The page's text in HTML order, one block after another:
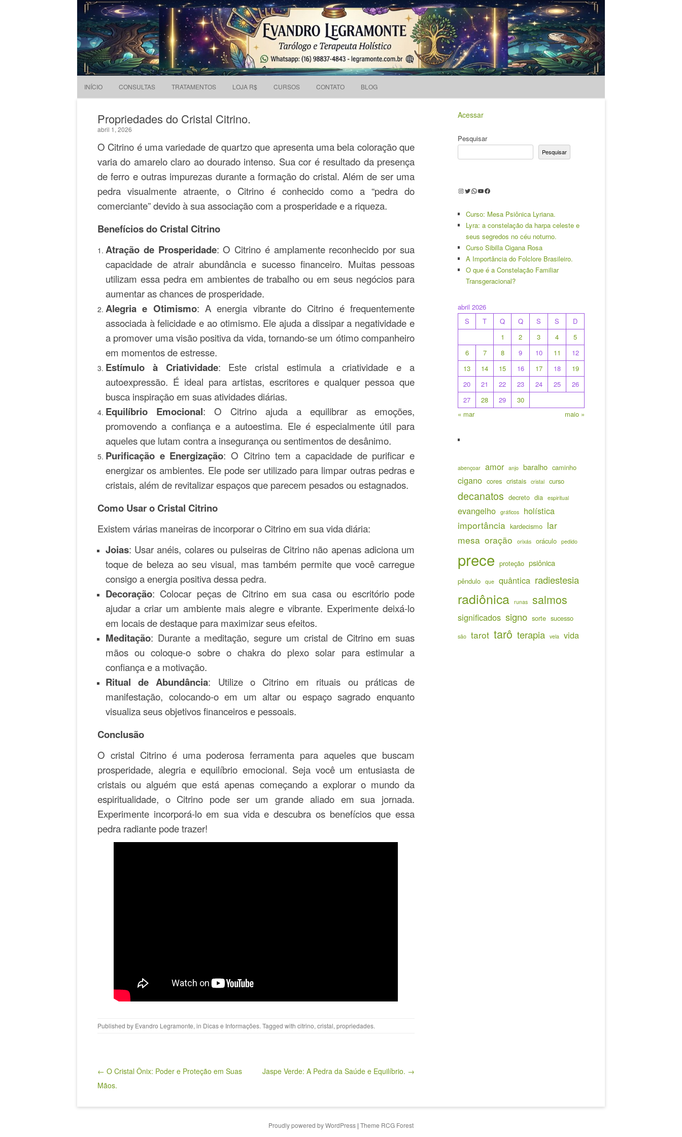
Evandro Legramonte Terapeuta holístico e Tarólogo.
Pesquisar
por:
INÍCIO CONSULTAS TRATAMENTOS LOJA R$ CURSOS CONTATO BLOG
Propriedades do Cristal Citrino.
abril 1, 2026
O Citrino é uma variedade de quartzo que apresenta uma bela coloração que
varia do amarelo claro ao dourado intenso. Sua cor é resultado da presença
de ferro e outras impurezas durante a formação do cristal. Além de ser uma
pedra visualmente atraente, o Citrino é conhecido como a “pedra do
comerciante” devido à sua associação com a prosperidade e a riqueza.
Benefícios do Cristal Citrino
Atração de Prosperidade: O Citrino é amplamente reconhecido por sua
capacidade de atrair abundância e sucesso financeiro. Muitas pessoas
utilizam essa pedra em ambientes de trabalho ou em seus negócios para
aumentar as chances de prosperidade.
Alegria e Otimismo: A energia vibrante do Citrino é frequentemente
associada à felicidade e ao otimismo. Ele ajuda a dissipar a negatividade e
a promover uma visão positiva da vida, tornando-se um ótimo companheiro
em momentos de estresse.
Estímulo à Criatividade: Este cristal estimula a criatividade e a
autoexpressão. É ideal para artistas, escritores e qualquer pessoa que
busca inspiração em suas atividades diárias.
Equilíbrio Emocional: O Citrino ajuda a equilibrar as emoções,
promovendo a confiança e a autoestima. Ele é especialmente útil para
aqueles que lutam contra a insegurança ou sentimentos de desânimo.
Purificação e Energização: O Citrino tem a capacidade de purificar e
energizar os ambientes. Ele pode ser utilizado para limpar outras pedras e
cristais, além de revitalizar espaços que parecem pesados ou estagnados.
Como Usar o Cristal Citrino
Existem várias maneiras de incorporar o Citrino em sua vida diária:
Joias: Usar anéis, colares ou pulseiras de Citrino não apenas adiciona um
toque de beleza ao seu visual, mas também permite que você carregue
consigo a energia positiva dessa pedra.
Decoração: Colocar peças de Citrino em sua casa ou escritório pode
ajudar a criar um ambiente mais alegre e vibrante. Experimente deixá-lo
em locais de destaque para maximizar seus efeitos.
Meditação: Durante a meditação, segure um cristal de Citrino em suas
mãos ou coloque-o sobre o chakra do plexo solar para estimular a
confiança e a motivação.
Ritual de Abundância: Utilize o Citrino em rituais ou práticas de
manifestação, colocando-o em um altar ou espaço sagrado enquanto
visualiza seus objetivos financeiros e pessoais.
Conclusão
O cristal Citrino é uma poderosa ferramenta para aqueles que buscam
prosperidade, alegria e equilíbrio emocional. Seja você um entusiasta de
cristais ou alguém que está apenas começando a explorar o mundo da
espiritualidade, o Citrino pode ser um grande aliado em sua jornada.
Experimente incorporá-lo em sua vida e descubra os benefícios que essa
pedra radiante pode trazer!
Published by Evandro Legramonte, in Dicas e Informações. Tagged with citrino, cristal, propriedades.
Post navigation
← O Cristal Ônix: Poder e Proteção em Suas
Mãos.
Jaspe Verde: A Pedra da Saúde e Equilíbrio. →
Acessar
Pesquisar
Pesquisar
Instagram
Twitter
WhatsApp
Youtube
Facebook
Curso: Mesa Psiônica Lyriana.
Lyra: a constelação da harpa celeste e
seus segredos no céu noturno.
Curso Sibilla Cigana Rosa
A Importância do Folclore Brasileiro.
O que é a Constelação Familiar
Transgeracional?
abril 2026
S
T Q Q S S
D
1
2 3 4
5
6
7 8 9 10 11
12
13
14 15 16 17 18
19
20
21 22 23 24 25
26
27
28 29
30
« mar
maio »
abençoar amor anjo baralho caminho
cigano cores cristais cristal curso
decanatos decreto dia espiritual
evangelho gráficos holística
importância kardecismo lar
mesa oração orixás oráculo pedido
prece proteção psiônica
pêndulo que quântica radiestesia
radiônica runas salmos
significados signo sorte sucesso
são tarot tarô terapia vela vida
Proudly powered by WordPress | Theme RCG Forest